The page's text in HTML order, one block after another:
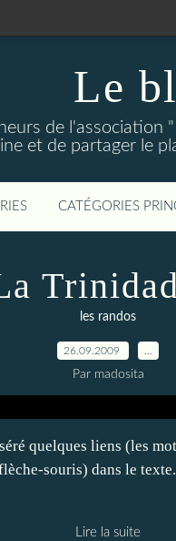
Le
de l'association
et de partager le
CATÉGORIES
les randos
26.09.2009
Par madosita
quelques liens (les
souris) dans le
Lire la suite